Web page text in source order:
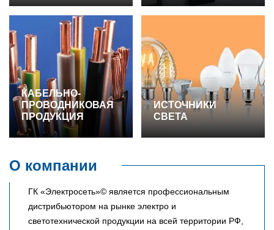
КАБЕЛЬНО-
ПРОВОДНИКОВАЯ
ПРОДУКЦИЯ
ИСТОЧНИКИ
СВЕТА
О компании
ГК «Электросеть»© является профессиональным
дистрибьютором на рынке электро и
светотехнической продукции на всей территории РФ,